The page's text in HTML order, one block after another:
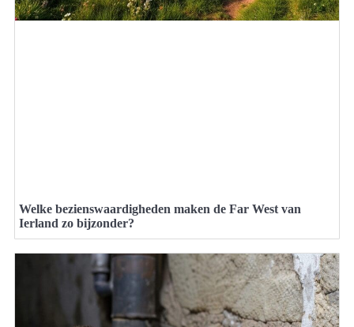
Welke bezienswaardigheden maken de Far West van
Ierland zo bijzonder?